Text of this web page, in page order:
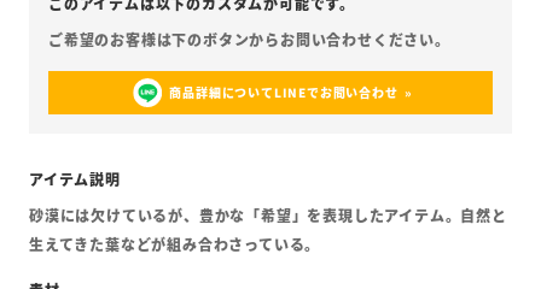
商品詳細についてLINEでお問い合わせ
砂漠には欠けているが、豊かな「希望」を表現したアイテム。自然と
生えてきた葉などが組み合わさっている。